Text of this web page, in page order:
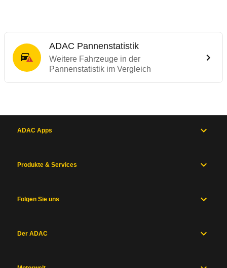
ADAC Pannenstatistik
Weitere Fahrzeuge in der
Pannenstatistik im Vergleich
ADAC Apps
Produkte & Services
Folgen Sie uns
Der ADAC